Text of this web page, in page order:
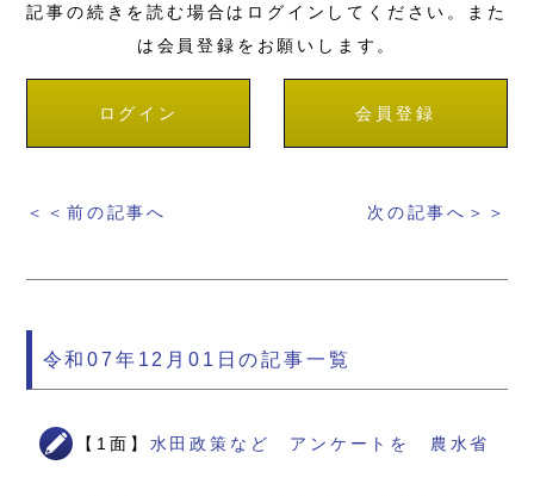
記事の続きを読む場合はログインしてください。また
は会員登録をお願いします。
ログイン 会員登録
＜＜前の記事へ 次の記事へ＞＞
令和07年12月01日の記事一覧
【1面】 水田政策など アンケートを 農水省